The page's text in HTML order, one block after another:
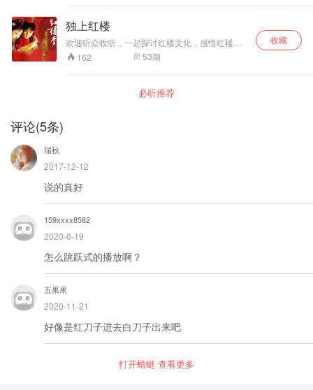
划出一部完整的中
华文化史基本轮
韵谐美，自字引经
听他侃侃而谈，一
次评点，这些评点或者批语是最符合曹公思想
的，也是阅读红楼梦过程中一个不可或缺的组成
部分。 比如《红楼梦》第八回，贾宝玉跑到梨香
院看薛宝钗，正闲话时，林妹妹来了。 程甲本里
独上红楼
欢迎听众收听，一起探讨红楼文化，感悟红楼精
神。162 53期
收藏
必听推荐
评论(5条)
瑞秋
2017-12-12
说的真好
159xxxx8582
2020-6-19
怎么跳跃式的播放啊？
五果果
2020-11-21
好像是红刀子进去白刀子出来吧
打开蜻蜓 查看更多